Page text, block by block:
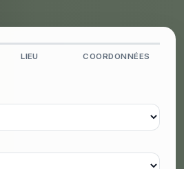
LIEU COORDONNÉES